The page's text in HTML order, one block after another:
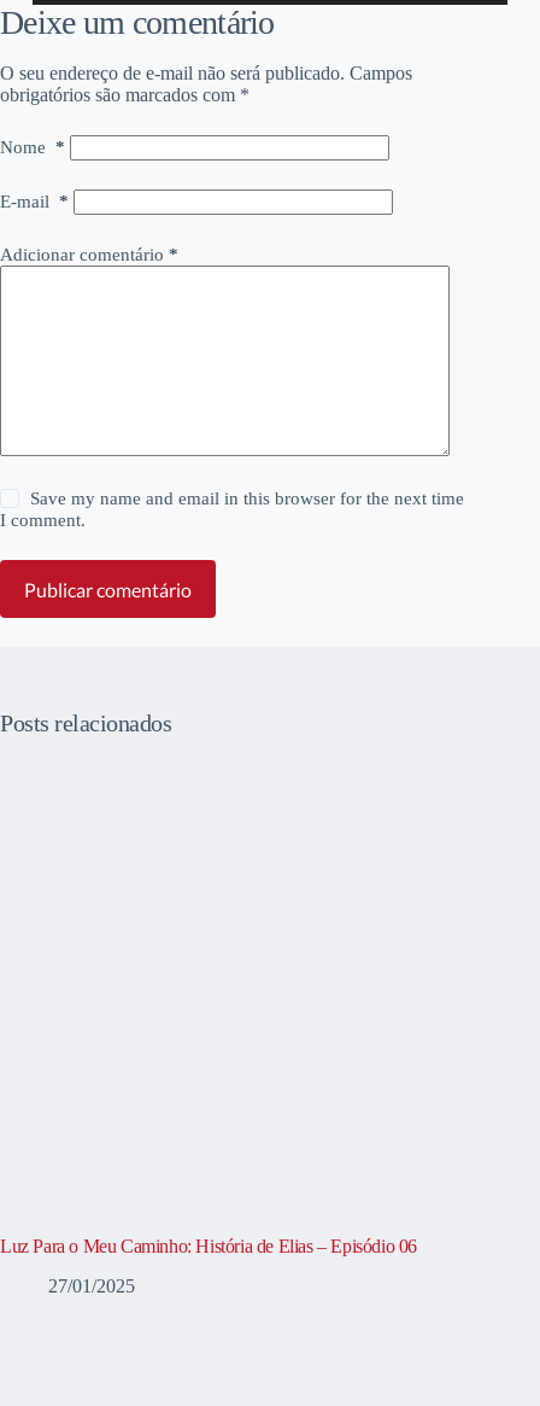
áudio
Deixe um comentário
O seu endereço de e-mail não será publicado. Campos
obrigatórios são marcados com *
Nome *
E-mail *
Adicionar comentário *
Save my name and email in this browser for the next time
I comment.
Publicar comentário
Posts relacionados
Luz Para o Meu Caminho: História de Elias – Episódio 06
27/01/2025